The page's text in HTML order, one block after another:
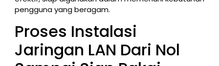
pengguna yang beragam.
Proses Instalasi
Jaringan LAN Dari Nol